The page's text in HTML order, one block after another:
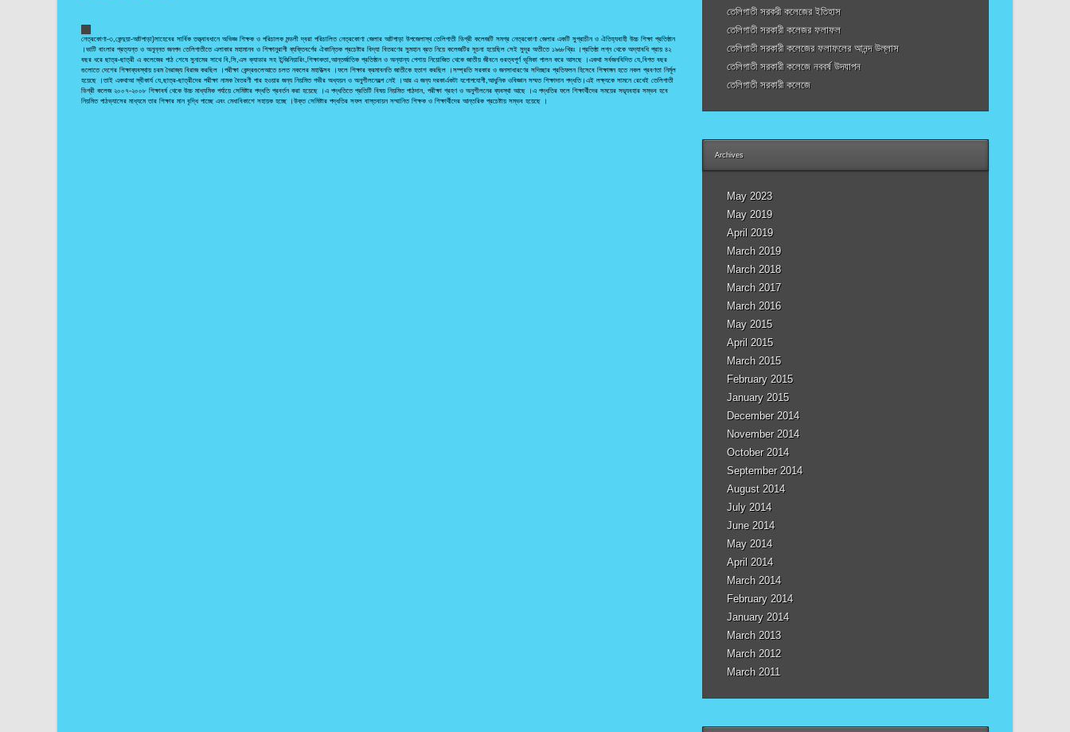
নেত্রকোণা-৩,কেন্দুয়া-আটপাড়া)সাহেবের সার্বিক তত্ত্বাবধানে অভিজ্ঞ শিক্ষক ও পরিচালক মন্ডলী দ্বরা পরিচালিত নেত্রকোণা জেলার আটপাড়া উপজেলাস্থ তেলিগাতী ডিগ্রী কলেজটি সমগ্র নেত্রকোণা জেলার একটি সুপ্রাচীন ও ঐতিহ্যবাহী উচ্চ শিক্ষা প্রতিষ্ঠান
।ভাটি বাংলার প্রত্যন্ত ও অনুন্নত জনপদ তেলিগাতীতে এলাকার মহামানব ও শিক্ষানুরাগী ব্যক্তিবর্গের ঐকান্তিক প্রচেষ্টার বিদ্যা বিতরণের সুমহান ব্রত নিয়ে কলেজটির সূচনা হয়েছিল সেই সুদূর অতীতে ১৯৬৮খ্রিঃ ।প্রতিষ্ঠা লগ্ন থেকে অদ্যাবধি প্রায় ৪২
বছর ধরে ছাত্র-ছাত্রী এ কলেজের পাঠ শেষে সুনামের সাথে বি,সি,এস ক্যাডার সহ ইন্জিনিয়ারিং,শিক্ষাকতা,আন্তর্জাতিক প্রতিষ্ঠান ও অন্যান্য পেশায় নিয়োজিত থেকে জাতীয় জীবনে গুরত্বপূর্ণ ভূমিকা পালন করে আসছে ।একথা সর্বজনবিদিত যে,বিগত বছর
গুলোতে দেশের শিক্ষাব্যবস্থায় চরম নৈরাজ্য বিরাজ করছিল ।পরীক্ষা কেন্দ্রগুলেআতে চলত নকলের মহাউত্সব ।ফলে শিক্ষার ক্রমাবনতি জাতীকে হতাশ করছিল ।সম্প্রতি সরকার ও জনসাধারণের সদিচ্ছার প্রতিফলন হিসেবে শিক্ষাঙ্গন হতে নকল প্রবণতা নির্মূল
হয়েছে ।তাই একথাআ স্বীকার্য যে,ছাত্র-ছাত্রীদের পরীক্ষা নামক বৈতরণী পার হওয়ার জন্য নিয়মিত গভীর অধ্যয়ন ও অনুশীলনেরল্প নেই ।আর এ জন্য দরকার্একটা যগোপযোগী,আধুনিক ওবিজ্ঞান সম্মত শিক্ষাদান পদ্ধতি।এই লক্ষ্যকে সামনে রেখেই তেলিগাতী
ডিগ্রী কলেজ ২০০৭-২০০৮ শিক্ষাবর্ষ থেকে উচ্চ মাধ্যমিক পর্যায়ে সেমিষ্টার পদ্ধতি প্রবর্তন করা হয়েছে ।এ পদ্ধতিতে প্রতিটি বিষয় নিয়মিত পাঠদান, পরীক্ষা গ্রহণ ও অনুশীলনের ব্যবস্থা আছে ।এ পদ্ধতির ফলে শিক্ষার্থীদের সময়ের সদ্ব্যবহার সম্ভব হবে
নিয়মিত পাঠভ্যাসের মাধ্যমে তার শিক্ষার মান বৃদ্ধি পাচ্ছে এবং মেধাবিকাশে সহায়ক হচ্ছে ।উক্ত সেমিষ্টার পদ্ধতির সফল বাস্তবায়ন সম্মানিত শিক্ষক ও শিক্ষার্থীদের আন্তরিক প্রচেষ্টায় সম্ভব হয়েছে ।
তেলিগাতী সরকরী কলেজের ইতিহাস
তেলিগাতী সরকারী কলেজর ফলাফল
তেলিগাতী সরকারী কলেজের ফলাফলের আনন্দ উল্লাস
তেলিগাতী সরকারী কলেজে নববর্ষ উদযাপন
তেলিগাতী সরকারী কলেজে
Archives
May 2023
May 2019
April 2019
March 2019
March 2018
March 2017
March 2016
May 2015
April 2015
March 2015
February 2015
January 2015
December 2014
November 2014
October 2014
September 2014
August 2014
July 2014
June 2014
May 2014
April 2014
March 2014
February 2014
January 2014
March 2013
March 2012
March 2011